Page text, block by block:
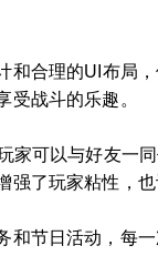
合理的UI布局
战斗的乐趣。
可以与好友一
了玩家粘性，也
节日活动，每